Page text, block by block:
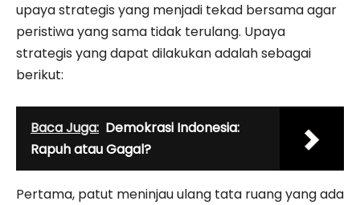
upaya strategis yang menjadi tekad bersama agar
peristiwa yang sama tidak terulang. Upaya
strategis yang dapat dilakukan adalah sebagai
berikut:
Baca Juga: Demokrasi Indonesia:
Rapuh atau Gagal?
​Pertama, patut meninjau ulang tata ruang yang ada